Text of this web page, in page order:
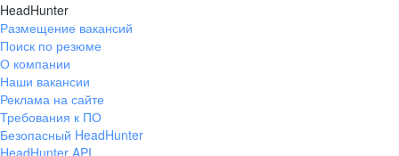
Екатеринбург
ул. Боевых Дружин, стр. 20,
+7 343 226-79-99
pr@ural.hh.ru
HeadHunter
Размещение вакансий
Поиск по резюме
О компании
Наши вакансии
Реклама на сайте
Требования к ПО
Безопасный HeadHunter